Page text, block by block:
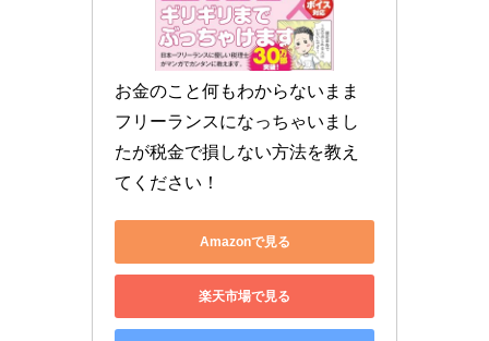
お金のこと何もわからないまま
フリーランスになっちゃいまし
たが税金で損しない方法を教え
てください！
Amazonで見る
楽天市場で見る